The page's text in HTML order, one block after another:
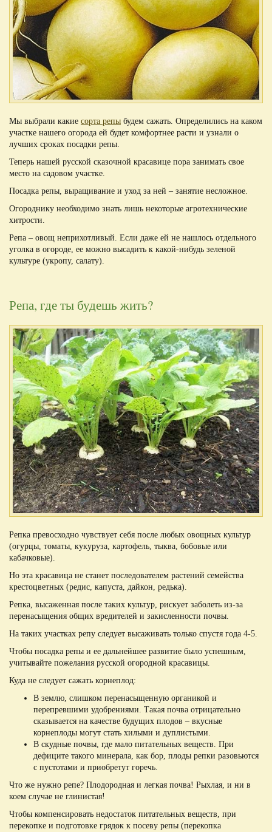
Мы выбрали какие сорта репы будем сажать. Определились на каком
участке нашего огорода ей будет комфортнее расти и узнали о
лучших сроках посадки репы.
Теперь нашей русской сказочной красавице пора занимать свое
место на садовом участке.
Посадка репы, выращивание и уход за ней – занятие несложное.
Огороднику необходимо знать лишь некоторые агротехнические
хитрости.
Репа – овощ неприхотливый. Если даже ей не нашлось отдельного
уголка в огороде, ее можно высадить к какой-нибудь зеленой
культуре (укропу, салату).
Репа, где ты будешь жить?
Репка превосходно чувствует себя после любых овощных культур
(огурцы, томаты, кукуруза, картофель, тыква, бобовые или
кабачковые).
Но эта красавица не станет последователем растений семейства
крестоцветных (редис, капуста, дайкон, редька).
Репка, высаженная после таких культур, рискует заболеть из-за
перенасыщения общих вредителей и закисленности почвы.
На таких участках репу следует высаживать только спустя года 4-5.
Чтобы посадка репы и ее дальнейшее развитие было успешным,
учитывайте пожелания русской огородной красавицы.
Куда не следует сажать корнеплод:
В землю, слишком перенасыщенную органикой и
перепревшими удобрениями. Такая почва отрицательно
сказывается на качестве будущих плодов – вкусные
корнеплоды могут стать хилыми и дуплистыми.
В скудные почвы, где мало питательных веществ. При
дефиците такого минерала, как бор, плоды репки разовьются
с пустотами и приобретут горечь.
Что же нужно репе? Плодородная и легкая почва! Рыхлая, и ни в
коем случае не глинистая!
Чтобы компенсировать недостаток питательных веществ, при
перекопке и подготовке грядок к посеву репы (перекопка